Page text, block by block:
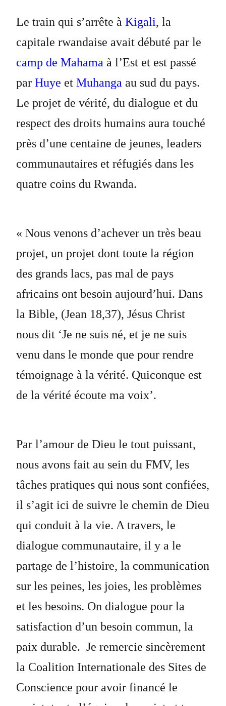
Le train qui s’arrête à Kigali, la
capitale rwandaise avait débuté par le
camp de Mahama à l’Est et est passé
par Huye et Muhanga au sud du pays.
Le projet de vérité, du dialogue et du
respect des droits humains aura touché
près d’une centaine de jeunes, leaders
communautaires et réfugiés dans les
quatre coins du Rwanda.
« Nous venons d’achever un très beau
projet, un projet dont toute la région
des grands lacs, pas mal de pays
africains ont besoin aujourd’hui. Dans
la Bible, (Jean 18,37), Jésus Christ
nous dit ‘Je ne suis né, et je ne suis
venu dans le monde que pour rendre
témoignage à la vérité. Quiconque est
de la vérité écoute ma voix’.
Par l’amour de Dieu le tout puissant,
nous avons fait au sein du FMV, les
tâches pratiques qui nous sont confiées,
il s’agit ici de suivre le chemin de Dieu
qui conduit à la vie. A travers, le
dialogue communautaire, il y a le
partage de l’histoire, la communication
sur les peines, les joies, les problèmes
et les besoins. On dialogue pour la
satisfaction d’un besoin commun, la
paix durable. Je remercie sincèrement
la Coalition Internationale des Sites de
Conscience pour avoir financé le